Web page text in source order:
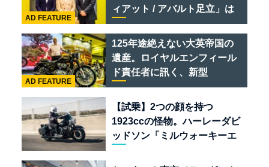
ィアット / アバルト足立」は
クルマのセレクトショップで
ある
AD FEATURE
125年途絶えない大英帝国の
遺産。ロイヤルエンフィール
ド責任者に訊く、新型
「BULLET 650」と“時間の
質”を愛する理由
AD FEATURE
【試乗】2つの顔を持つ
1923ccの怪物。ハーレーダビ
ッドソン「ミルウォーキーエ